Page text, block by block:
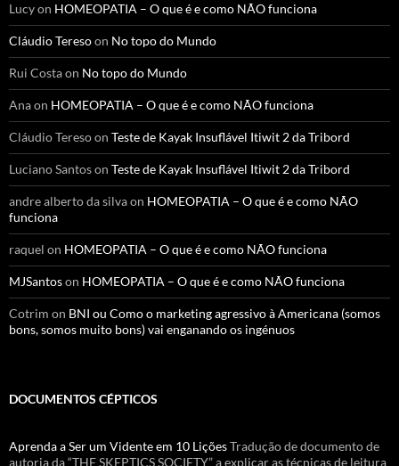
Lucyon HOMEOPATIA – O que é e como NÃO funciona
Cláudio Teresoon No topo do Mundo
Rui Costaon No topo do Mundo
Anaon HOMEOPATIA – O que é e como NÃO funciona
Cláudio Teresoon Teste de Kayak Insuflável Itiwit 2 da Tribord
Luciano Santoson Teste de Kayak Insuflável Itiwit 2 da Tribord
andre alberto da silvaon HOMEOPATIA – O que é e como NÃO
funciona
raquel on HOMEOPATIA – O que é e como NÃO funciona
MJSantoson HOMEOPATIA – O que é e como NÃO funciona
Cotrim on BNI ou Como o marketing agressivo à Americana (somos
bons, somos muito bons) vai enganando os ingénuos
DOCUMENTOS CÉPTICOS
Aprenda a Ser um Vidente em 10 LiçõesTradução de documento de
autoria da “THE SKEPTICS SOCIETY” a explicar as técnicas de leitura